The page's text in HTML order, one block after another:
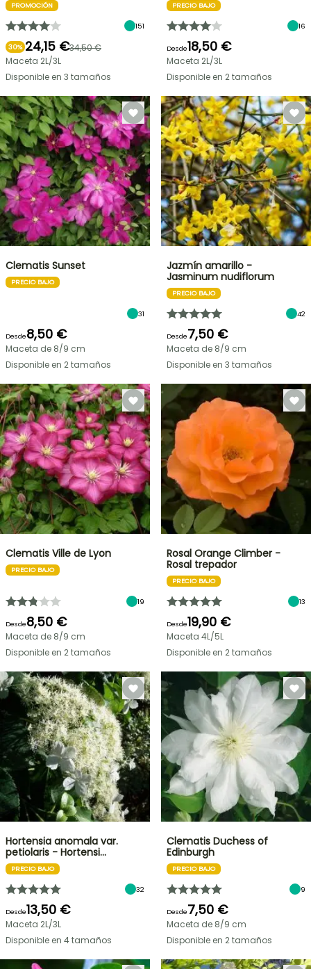
PROMOCIÓN
151
30% 24,15 €34,50 €
Maceta 2L/3L
Disponible en 3 tamaños
PRECIO BAJO
16
Desde18,50 €
Maceta 2L/3L
Disponible en 2 tamaños
Clematis Sunset
PRECIO BAJO
31
Desde8,50 €
Maceta de 8/9 cm
Disponible en 2 tamaños
Jazmín amarillo -
Jasminum nudiflorum
PRECIO BAJO
42
Desde7,50 €
Maceta de 8/9 cm
Disponible en 3 tamaños
Clematis Ville de Lyon
PRECIO BAJO
19
Desde8,50 €
Maceta de 8/9 cm
Disponible en 2 tamaños
Rosal Orange Climber -
Rosal trepador
PRECIO BAJO
13
Desde19,90 €
Maceta 4L/5L
Disponible en 2 tamaños
Hortensia anomala var.
petiolaris - Hortensi…
PRECIO BAJO
32
Desde13,50 €
Maceta 2L/3L
Disponible en 4 tamaños
Clematis Duchess of
Edinburgh
PRECIO BAJO
9
Desde7,50 €
Maceta de 8/9 cm
Disponible en 2 tamaños